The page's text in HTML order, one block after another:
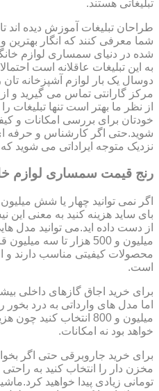
تبلیغاتی هستند.
طراحان تبلیغات آموزش دیده
شما معرفی کنند که انگار بهترین
شده در دنیای سمساری لوازم
به این تبلیغات عاقلانه است
دوسال یک بار لوازم آشپزخانه تان
مرکز گارانتی تماس می گیرید و از
از نظر ما بهتر است تنها تبلیغات
خودتان برای بررسی امکانات و
شوید.حتی اگر کارشناس و حرفه
نزدیک متوجه ایراداتی می شوید که
رنج قیمت سمساری لوازم
اگر نمی توانید چهار یا شش
بای ساید هزینه کنید به معنی این
از دست داده اید.می توانید مدل
میلیون و 500 هزار تا سه
محصولات کیفیتی مناسب دارند و
است.
میلیون و 800 انتخاب
خواهد بود نه امکانات.
برای خرید جاروبرقی حتی اگر
تومانی زیادی پیدا خواهید